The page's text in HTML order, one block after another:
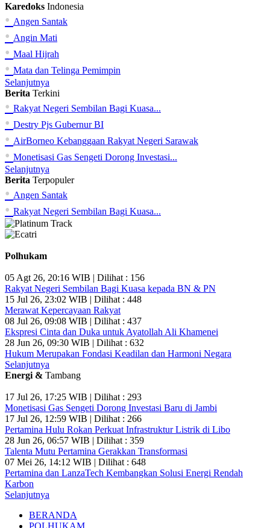
Karedoks Indonesia
• Angen Santak
• Angin Mati
• Maal Hijrah
• Mata dan Telinga Pemimpin
Selanjutnya
Berita Terkini
• Rakyat Negeri Sembilan Bagi Kuasa...
• Destry Pjs Gubernur BI
• AirBorneo Kebanggaan Rakyat Negeri Sarawak
• Monetisasi Gas Sengeti Dorong Investasi...
Selanjutnya
Berita Terpopuler
• Angen Santak
• Rakyat Negeri Sembilan Bagi Kuasa...
Polhukam
05 Agt 26, 20:16 WIB | Dilihat : 156
Rakyat Negeri Sembilan Bagi Kuasa kepada BN & PN
15 Jul 26, 23:02 WIB | Dilihat : 448
Merawat Kepercayaan Rakyat
08 Jul 26, 09:08 WIB | Dilihat : 437
Ekspresi Cinta dan Duka untuk Ayatollah Ali Khamenei
28 Jun 26, 09:30 WIB | Dilihat : 632
Hukum Merupakan Fondasi Keadilan dan Harmoni Negara
Selanjutnya
Energi & Tambang
17 Jul 26, 17:25 WIB | Dilihat : 293
Monetisasi Gas Sengeti Dorong Investasi Baru di Jambi
17 Jul 26, 12:59 WIB | Dilihat : 266
Pertamina Hulu Rokan Perkuat Infrastruktur Listrik di Libo
28 Jun 26, 06:57 WIB | Dilihat : 359
Talenta Mutu Pertamina Gerakkan Transformasi
07 Mei 26, 14:12 WIB | Dilihat : 648
Pertamina dan LanzaTech Kembangkan Solusi Energi Rendah
Karbon
Selanjutnya
BERANDA
POLHUKAM